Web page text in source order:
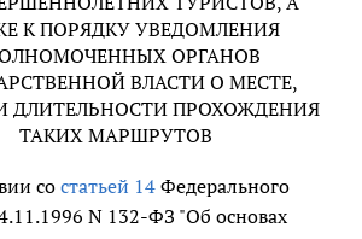
К ПОРЯДКУ УВЕДОМЛЕНИЯ
ОРГАНОВ
ВЛАСТИ О МЕСТЕ,
ДЛИТЕЛЬНОСТИ ПРОХОЖДЕНИЯ
ТАКИХ МАРШРУТОВ
со статьей 14 Федерального
N 132-ФЗ "Об основах